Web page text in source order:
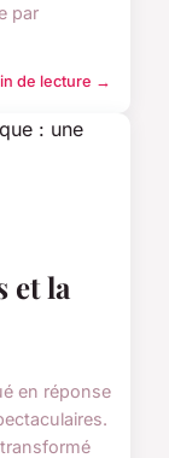
par
de lecture →
et la
en réponse